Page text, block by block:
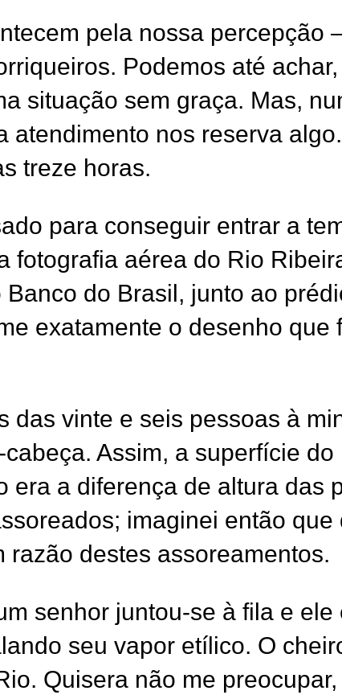
pela nossa percepção
Podemos até
situação sem graça. Mas,
atendimento nos reserva
treze horas.
para conseguir entrar a
fotografia aérea do Rio
do Brasil, junto ao
exatamente o desenho que
das vinte e seis pessoas à
Assim, a superfície do
era a diferença de altura das
imaginei então que
razão destes assoreamentos.
senhor juntou-se à fila e ele
seu vapor etílico. O
Quisera não me